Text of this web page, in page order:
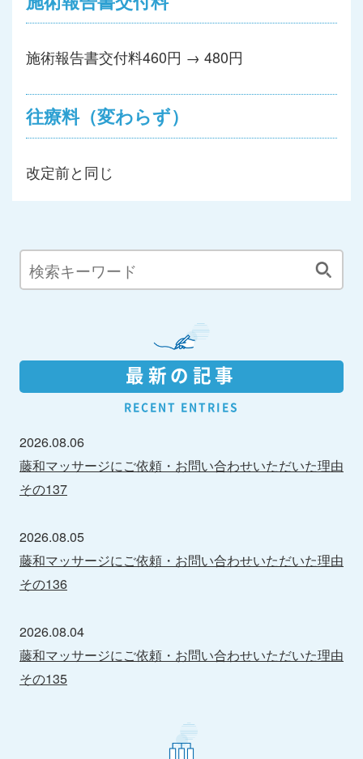
施術報告書交付料460円 → 480円
往療料（変わらず）
改定前と同じ
最新の記事
RECENT ENTRIES
2026.08.06
藤和マッサージにご依頼・お問い合わせいただいた理由
その137
2026.08.05
藤和マッサージにご依頼・お問い合わせいただいた理由
その136
2026.08.04
藤和マッサージにご依頼・お問い合わせいただいた理由
その135